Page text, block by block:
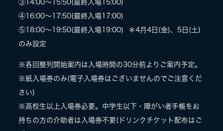
③14:00〜15:50(最終入場15:00)
④ 16:00〜17:50(最終入場17:00)
⑤ 18:00〜19:50(最終入場19:00) ＊4月4日(金)、5日(土)
のみ設定
※各回整列開始案内は入場時間の30分前よりご案内予定。
※紙入場券のみ(電子入場券はございませんのでご注意くだ
さい)
※高校生以上入場券必要。中学生以下・障がい者手帳をお
持ちの方の介助者は入場券不要(ドリンクチケット配布はご